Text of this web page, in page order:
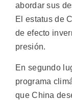
abordar sus
El estatus de
de efecto
presión.
En segundo
programa
que China